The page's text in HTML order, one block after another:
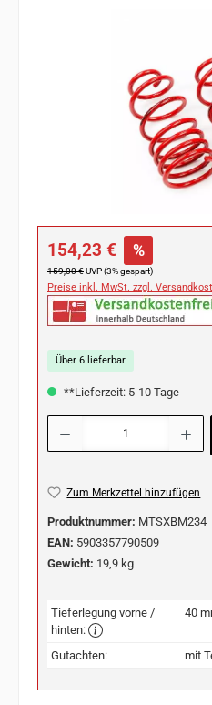
Verkaufspreis:
154,23 € %
Regulärer Preis:
159,00 €UVP (3% gespart)
Preise inkl. MwSt. zzgl.
Über 6 lieferbar
**Lieferzeit: 5-10 Tage
Produkt Anzahl: Gib den
Zum Merkzettel hinzufügen
Produktnummer: MTSXBM234
EAN: 5903357790509
Gewicht: 19,9 kg
Tieferlegung vorne /
hinten:
40
Gutachten: mit